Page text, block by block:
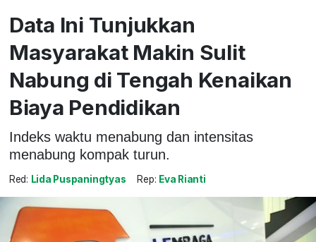
Data Ini Tunjukkan
Masyarakat Makin Sulit
Nabung di Tengah Kenaikan
Biaya Pendidikan
Indeks waktu menabung dan intensitas
menabung kompak turun.
Red: Lida Puspaningtyas Rep: Eva Rianti